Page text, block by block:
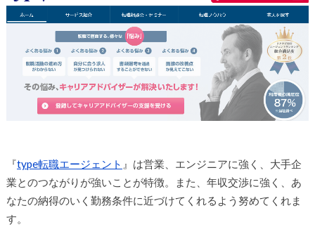
『type転職エージェント 』は営業、エンジニアに強く、大手企
業とのつながりが強いことが特徴。また、年収交渉に強く、あ
なたの納得のいく勤務条件に近づけてくれるよう努めてくれま
す。